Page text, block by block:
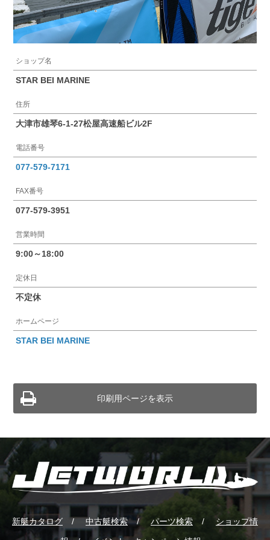
ショップ名
STAR BEI MARINE
住所
大津市雄琴6-1-27松屋高速船ビル2F
電話番号
077-579-7171
FAX番号
077-579-3951
営業時間
9:00～18:00
定休日
不定休
ホームページ
STAR BEI MARINE
印刷用ページを表示
新艇カタログ 中古艇検索 パーツ検索 ショップ情